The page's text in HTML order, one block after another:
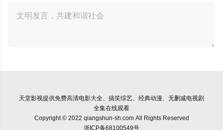
天堂影视提供免费高清电影大全、搞笑综艺、经典动漫、无删减电视剧
全集在线观看
Copyright © 2022 qiangshun-sh.com All Rights Reserved
浙ICP备68100549号